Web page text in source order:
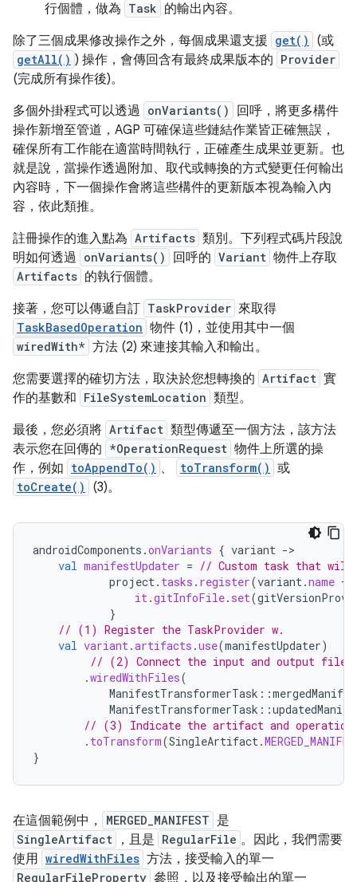
行個體，做為 Task 的輸出內容。
除了三個成果修改操作之外，每個成果還支援 get() (或
getAll() ) 操作，會傳回含有最終成果版本的 Provider
(完成所有操作後)。
多個外掛程式可以透過 onVariants()
回呼，將更多構件
操作新增至管道，AGP 可確保這些鏈結作業皆正確無誤，
確保所有工作能在適當時間執行，正確產生成果並更新。也
就是說，當操作透過附加、取代或轉換的方式變更任何輸出
內容時，下一個操作會將這些構件的更新版本視為輸入內
容，依此類推。
註冊操作的進入點為 Artifacts 類別。下列程式碼片段說
明如何透過 onVariants() 回呼的 Variant 物件上存取
Artifacts 的執行個體。
接著，您可以傳遞自訂 TaskProvider 來取得
TaskBasedOperation 物件 (1)，並使用其中一個
wiredWith* 方法 (2) 來連接其輸入和輸出。
您需要選擇的確切方法，取決於您想轉換的 Artifact 實
作的基數和 FileSystemLocation 類型。
最後，您必須將 Artifact 類型傳遞至一個方法，該方法
表示您在回傳的 *OperationRequest 物件上所選的操
作，例如 toAppendTo() 、 toTransform() 或
toCreate() (3)。
androidComponents .onVariants { variant -
val manifestUpdater = // Custom task that will
project. tasks . register(variant.name +
it.gitInfoFile. set(
}
// (1) Register the TaskProvider w.
val variant.artifacts .use(manifestUpdater)
// (2) Connect the input and output
.wiredWithFiles(
ManifestTransformerTask ::
ManifestTransformerTask ::
// (3) Indicate the artifact and operation
. toTransform(SingleArtifact.
}
在這個範例中， MERGED_MANIFEST 是
SingleArtifact ，且是 RegularFile 。因此，我們需要
使用 wiredWithFiles 方法，接受輸入的單一
RegularFileProperty 參照，以及接受輸出的單一